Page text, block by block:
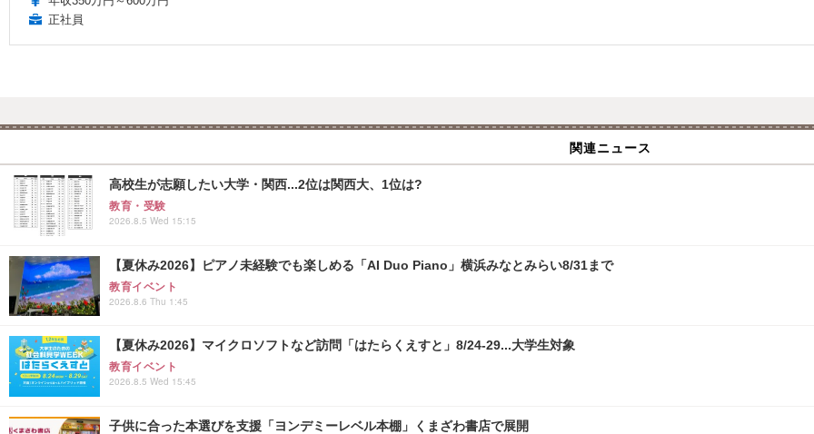
正社員
関連ニュース
高校生が志願したい大学・関西...2位は関西大、1位は?
教育・受験
2026.8.5 Wed 15:15
【夏休み2026】ピアノ未経験でも楽しめる「AI Duo Piano」横浜みなとみらい8/31まで
教育イベント
2026.8.6 Thu 1:45
【夏休み2026】マイクロソフトなど訪問「はたらくえすと」8/24-29...大学生対象
教育イベント
2026.8.5 Wed 15:45
子供に合った本選びを支援「ヨンデミーレベル本棚」くまざわ書店で展開